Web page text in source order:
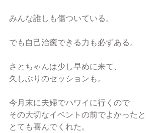
みんな誰しも傷ついている。
でも自己治癒できる力も必ずある。
さとちゃんは少し早めに来て、
久しぶりのセッションも。
今月末に夫婦でハワイに行くので
その大切なイベントの前でよかったと
とても喜んでくれた。